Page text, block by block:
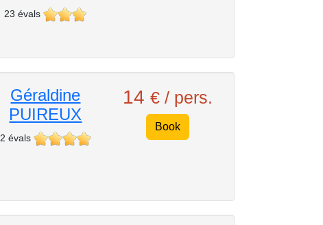
23 évals
Géraldine
PUIREUX
2 évals
14€ / pers.
Book